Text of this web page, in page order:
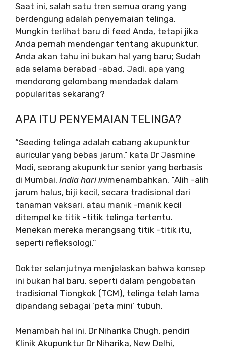
Saat ini, salah satu tren semua orang yang
berdengung adalah penyemaian telinga.
Mungkin terlihat baru di feed Anda, tetapi jika
Anda pernah mendengar tentang akupunktur,
Anda akan tahu ini bukan hal yang baru; Sudah
ada selama berabad -abad. Jadi, apa yang
mendorong gelombang mendadak dalam
popularitas sekarang?
APA ITU PENYEMAIAN TELINGA?
“Seeding telinga adalah cabang akupunktur
auricular yang bebas jarum,” kata Dr Jasmine
Modi, seorang akupunktur senior yang berbasis
di Mumbai, India hari inimenambahkan, “Alih -alih
jarum halus, biji kecil, secara tradisional dari
tanaman vaksari, atau manik -manik kecil
ditempel ke titik -titik telinga tertentu.
Menekan mereka merangsang titik -titik itu,
seperti refleksologi.”
Dokter selanjutnya menjelaskan bahwa konsep
ini bukan hal baru, seperti dalam pengobatan
tradisional Tiongkok (TCM), telinga telah lama
dipandang sebagai ‘peta mini’ tubuh.
Menambah hal ini, Dr Niharika Chugh, pendiri
Klinik Akupunktur Dr Niharika, New Delhi,